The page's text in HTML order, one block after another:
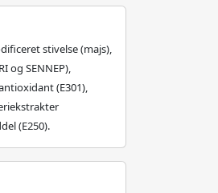
stivelse (majs),
og SENNEP),
(E301),
(E250).